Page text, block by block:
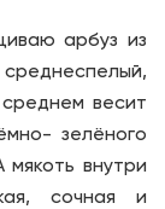
арбуз из
весит
зелёного
внутри
сочная и